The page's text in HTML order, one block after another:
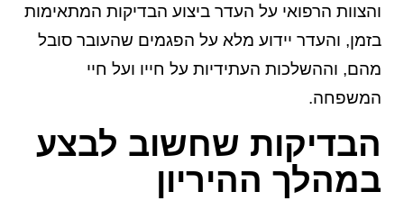
והצוות הרפואי על העדר ביצוע הבדיקות המתאימות
בזמן, והעדר יידוע מלא על הפגמים שהעובר סובל
מהם, וההשלכות העתידיות על חייו ועל חיי
המשפחה.
הבדיקות שחשוב לבצע
במהלך ההיריון